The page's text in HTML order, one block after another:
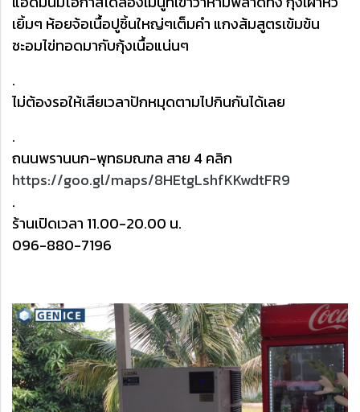
เยิ้มๆ ห้อยจ้อเนื้อปูชิ้นใหญ่ๆเต็มคำ แกงส้มสูตรเข้มข้น
ชะอมไข่ทอดมากับกุ้งเนื้อแน่นๆ
.
ไม่ต้องรอให้เสียเวลาปักหมุดตามไปกินกันได้เลย
.
ถนนพรานนก-พุทธมณฑล สาย 4 คลิก
https://goo.gl/maps/8HEtgLshfKKwdtFR9
.
ร้านเปิดเวลา 11.00-20.00 น.
096-880-7196